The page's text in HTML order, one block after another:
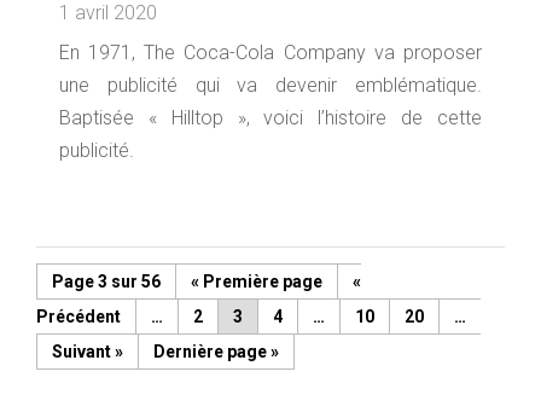
1 avril 2020
En 1971, The Coca-Cola Company va proposer
une publicité qui va devenir emblématique.
Baptisée « Hilltop », voici l’histoire de cette
publicité.
Page 3 sur 56 « Première page
«
…
2 3 4 … 10 20
…
»
Dernière page »